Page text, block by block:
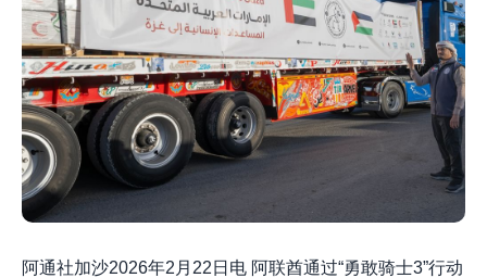
阿通社加沙2026年2月22日电 阿联酋通过“勇敢骑士3”行动